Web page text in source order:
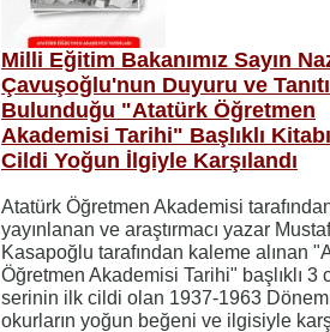
Milli Eğitim Bakanımız Sayın
Çavuşoğlu'nun Duyuru ve
Bulunduğu "Atatürk Öğretmen
Akademisi Tarihi" Başlıklı
Cildi Yoğun İlgiyle Karşılandı
Atatürk Öğretmen Akademisi
yayınlanan ve araştırmacı yazar
Kasapoğlu tarafından kaleme alınan
Öğretmen Akademisi Tarihi" başlıklı 3
serinin ilk cildi olan 1937-1963
okurların yoğun beğeni ve ilgisiyle